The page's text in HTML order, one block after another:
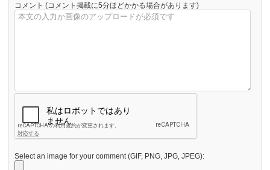
コメント (コメント掲載に5分ほどかかる場合があります)
Select an image for your comment (GIF, PNG, JPG, JPEG):